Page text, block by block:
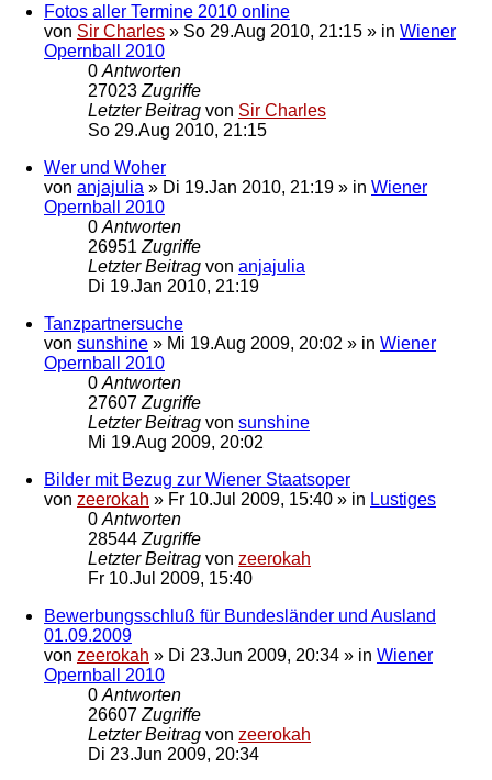
Fotos aller Termine 2010 online
von Sir Charles » So 29.Aug 2010, 21:15 » in Wiener
Opernball 2010
0 Antworten
27023 Zugriffe
Letzter Beitrag von Sir Charles
So 29.Aug 2010, 21:15
Wer und Woher
von anjajulia » Di 19.Jan 2010, 21:19 » in Wiener
Opernball 2010
0 Antworten
26951 Zugriffe
Letzter Beitrag von anjajulia
Di 19.Jan 2010, 21:19
Tanzpartnersuche
von sunshine » Mi 19.Aug 2009, 20:02 » in Wiener
Opernball 2010
0 Antworten
27607 Zugriffe
Letzter Beitrag von sunshine
Mi 19.Aug 2009, 20:02
Bilder mit Bezug zur Wiener Staatsoper
von zeerokah » Fr 10.Jul 2009, 15:40 » in Lustiges
0 Antworten
28544 Zugriffe
Letzter Beitrag von zeerokah
Fr 10.Jul 2009, 15:40
Bewerbungsschluß für Bundesländer und Ausland
01.09.2009
von zeerokah » Di 23.Jun 2009, 20:34 » in Wiener
Opernball 2010
0 Antworten
26607 Zugriffe
Letzter Beitrag von zeerokah
Di 23.Jun 2009, 20:34